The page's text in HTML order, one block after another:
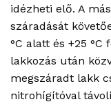
idézheti elő. A
száradását
°C alatt és +25
lakkozás után
megszáradt lakk
nitrohígítóval